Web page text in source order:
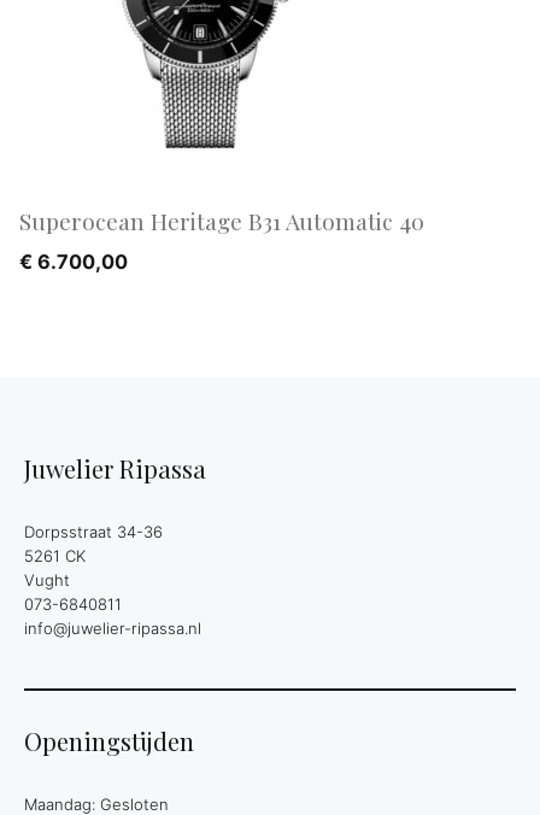
Superocean Heritage B31 Automatic 40
€ 6.700,00
Juwelier Ripassa
Dorpsstraat 34-36
5261 CK
Vught
073-6840811
info@juwelier-ripassa.nl
Openingstijden
Maandag: Gesloten